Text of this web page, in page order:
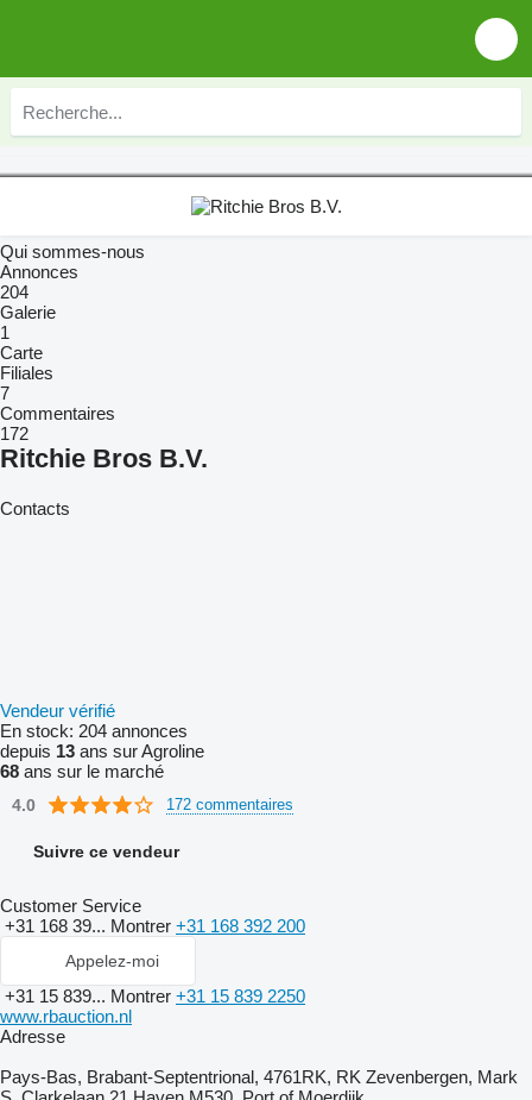
Qui sommes-nous
Annonces
204
Galerie
1
Carte
Filiales
7
Commentaires
172
Ritchie Bros B.V.
Contacts
Vendeur vérifié
En stock: 204 annonces
depuis 13 ans sur Agroline
68 ans sur le marché
4.0 172 commentaires
Suivre ce vendeur
Customer Service
+31 168 39... Montrer +31 168 392 200
Appelez-moi
+31 15 839... Montrer +31 15 839 2250
www.rbauction.nl
Adresse
Pays-Bas, Brabant-Septentrional, 4761RK, RK Zevenbergen, Mark